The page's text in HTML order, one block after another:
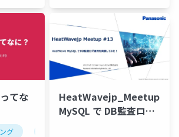
てな
グ
MySQL で DB監査ログ